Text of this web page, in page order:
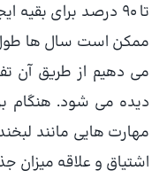
تا ۹۰ درصد برای
ممکن است سال ها طول
می دهیم از طریق آن
دیده می شود. هنگام
مهارت هایی مانند
اشتیاق و علاقه میزان